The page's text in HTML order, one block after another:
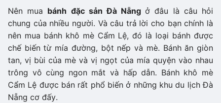
Nên mua bánh đặc sản Đà Nẵngở đâu là câu hỏi
chung của nhiều người. Và câu trả lời cho bạn chính là
nên mua bánh khô mè Cẩm Lệ, đó là loại bánh được
chế biến từ mía đường, bột nếp và mè. Bánh ăn giòn
tan, vị bùi của mè và vị ngọt của mía quyện vào nhau
trông vô cùng ngon mắt và hấp dẫn. Bánh khô mè
Cẩm Lệ được bán rất phổ biến ở những khu du lịch Đà
Nẵng cơ đấy.